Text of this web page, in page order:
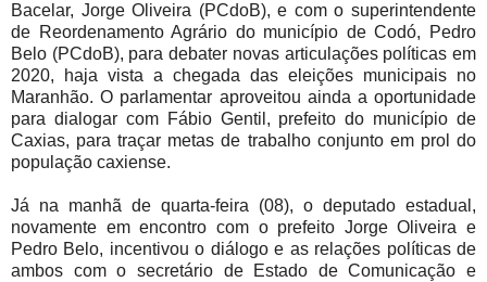
Bacelar, Jorge Oliveira (PCdoB), e com o superintendente
de Reordenamento Agrário do município de Codó, Pedro
Belo (PCdoB), para debater novas articulações políticas em
2020, haja vista a chegada das eleições municipais no
Maranhão. O parlamentar aproveitou ainda a oportunidade
para dialogar com Fábio Gentil, prefeito do município de
Caxias, para traçar metas de trabalho conjunto em prol do
população caxiense.
Já na manhã de quarta-feira (08), o deputado estadual,
novamente em encontro com o prefeito Jorge Oliveira e
Pedro Belo, incentivou o diálogo e as relações políticas de
ambos com o secretário de Estado de Comunicação e